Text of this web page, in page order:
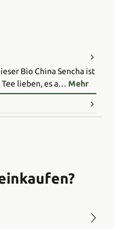
Bio China Sencha ist
lieben, es a… Mehr